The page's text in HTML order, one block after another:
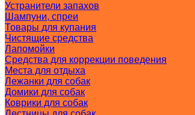
Устранители запахов
Шампуни, спреи
Товары для купания
Чистящие средства
Лапомойки
Средства для коррекции поведения
Места для отдыха
Лежанки для собак
Домики для собак
Коврики для собак